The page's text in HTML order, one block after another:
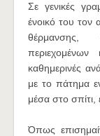
Σε γενικές
ένοικό του τον
θέρμανσης,
καθημερινές
με το πάτημα
μέσα στο σπίτι,
Όπως